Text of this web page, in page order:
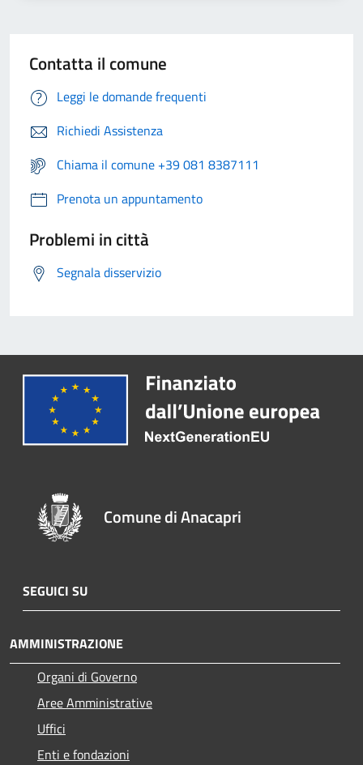
Contatta il comune
Leggi le domande frequenti
Richiedi Assistenza
Chiama il comune +39 081 8387111
Prenota un appuntamento
Problemi in città
Segnala disservizio
Comune di Anacapri
SEGUICI SU
AMMINISTRAZIONE
Organi di Governo
Aree Amministrative
Uffici
Enti e fondazioni